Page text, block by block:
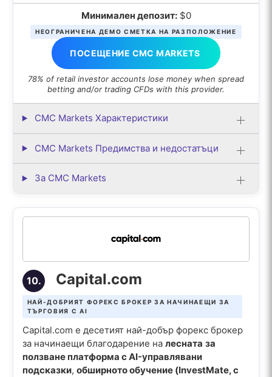
Минимален депозит:$0
НЕОГРАНИЧЕНА ДЕМО СМЕТКА НА РАЗПОЛОЖЕНИЕ
ПОСЕЩЕНИЕ CMC MARKETS
78% of retail investor accounts lose money when spread
betting and/or trading CFDs with this provider.
CMC Markets Характеристики
CMC Markets Предимства и недостатъци
За CMC Markets
10. Capital.com
НАЙ-ДОБРИЯТ ФОРЕКС БРОКЕР ЗА НАЧИНАЕЩИ ЗА
ТЪРГОВИЯ С AI
Capital.com е десетият най-добър форекс брокер
за начинаещи благодарение на лесната за
ползване платформа с AI-управлявани
подсказки, обширното обучение (InvestMate, с